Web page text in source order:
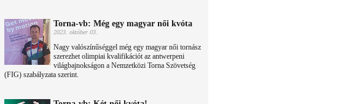
Torna-vb: Még egy magyar női kvóta
2023. október 03.
Nagy valószínűséggel még egy magyar női tornász
szerezhet olimpiai kvalifikációt az antwerpeni
világbajnokságon a Nemzetközi Torna Szövetség
(FIG) szabályzata szerint.